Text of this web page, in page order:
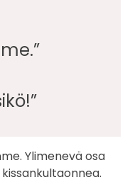
Ylimenevä osa